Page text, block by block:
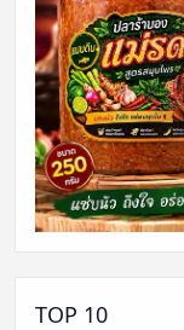
TOP 10